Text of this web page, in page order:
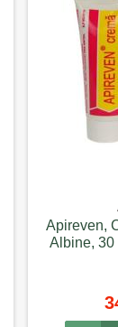
Apireven,
Albine, 30